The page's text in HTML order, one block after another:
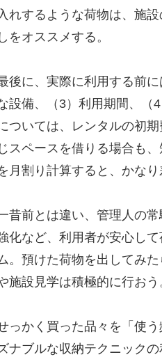
れするような荷物は、施
をオススメする。
後に、実際に利用する前に
設備、（3）利用期間、（
ついては、レンタルの初
スペースを借りる場合も
月割り計算すると、かな
昔前とは違い、管理人の常
化など、利用者が安心し
。預けた荷物を出してみ
施設見学は積極的に行おう
っかく買った品々を「使う
ナブルな収納テクニック